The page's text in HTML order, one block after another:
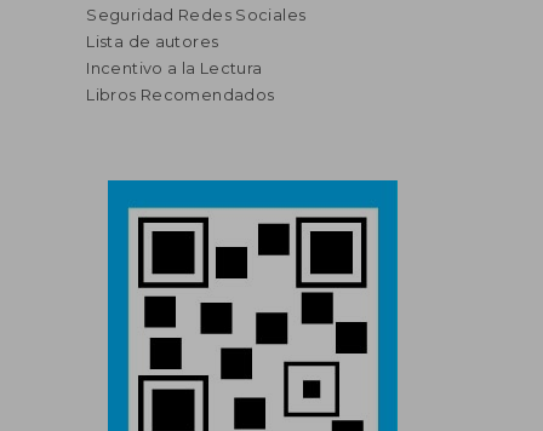
Seguridad Redes Sociales
Lista de autores
Incentivo a la Lectura
Libros Recomendados